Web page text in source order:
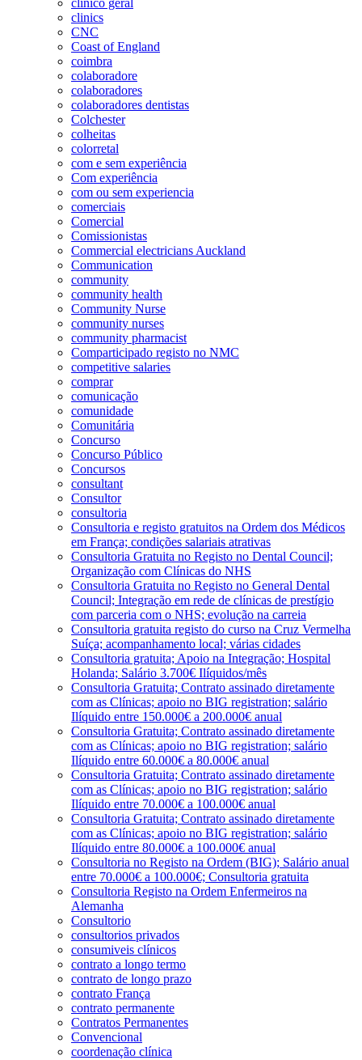
clinics
CNC
Coast of England
coimbra
colaboradore
colaboradores
colaboradores dentistas
Colchester
colheitas
colorretal
com e sem experiência
Com experiência
com ou sem experiencia
comerciais
Comercial
Comissionistas
Commercial electricians Auckland
Communication
community
community health
Community Nurse
community nurses
community pharmacist
Comparticipado registo no NMC
competitive salaries
comprar
comunicação
comunidade
Comunitária
Concurso
Concurso Público
Concursos
consultant
Consultor
consultoria
Consultoria e registo gratuitos na Ordem dos Médicos
em França; condições salariais atrativas
Consultoria Gratuita no Registo no Dental Council;
Organização com Clínicas do NHS
Consultoria Gratuita no Registo no General Dental
Council; Integração em rede de clínicas de prestígio
com parceria com o NHS; evolução na carreia
Consultoria gratuita registo do curso na Cruz Vermelha
Suíça; acompanhamento local; várias cidades
Consultoria gratuita; Apoio na Integração; Hospital
Holanda; Salário 3.700€ Ilíquidos/mês
Consultoria Gratuita; Contrato assinado diretamente
com as Clínicas; apoio no BIG registration; salário
Ilíquido entre 150.000€ a 200.000€ anual
Consultoria Gratuita; Contrato assinado diretamente
com as Clínicas; apoio no BIG registration; salário
Ilíquido entre 60.000€ a 80.000€ anual
Consultoria Gratuita; Contrato assinado diretamente
com as Clínicas; apoio no BIG registration; salário
Ilíquido entre 70.000€ a 100.000€ anual
Consultoria Gratuita; Contrato assinado diretamente
com as Clínicas; apoio no BIG registration; salário
Ilíquido entre 80.000€ a 100.000€ anual
Consultoria no Registo na Ordem (BIG); Salário anual
entre 70.000€ a 100.000€; Consultoria gratuita
Consultoria Registo na Ordem Enfermeiros na
Alemanha
Consultorio
consultorios privados
consumiveis clínicos
contrato a longo termo
contrato de longo prazo
contrato França
contrato permanente
Contratos Permanentes
Convencional
coordenação clínica